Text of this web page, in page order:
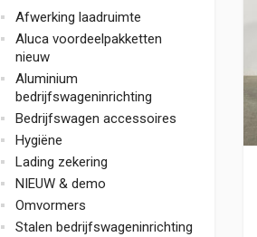
Afwerking laadruimte
Aluca voordeelpakketten
nieuw
Aluminium
bedrijfswageninrichting
Bedrijfswagen accessoires
Hygiëne
Lading zekering
NIEUW & demo
Omvormers
Stalen bedrijfswageninrichting